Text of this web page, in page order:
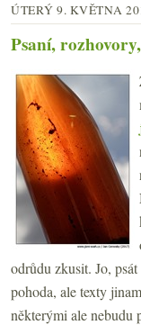
ÚTERÝ 9. KVĚTNA
Psaní,
odrůdu zkusit. Jo,
pohoda, ale texty
některými ale nebudu